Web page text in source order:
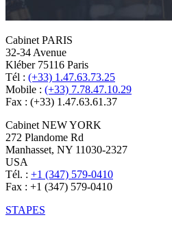
Cabinet PARIS
32-34 Avenue
Kléber 75116 Paris
Tél : (+33) 1.47.63.73.25
Mobile : (+33) 7.78.47.10.29
Fax : (+33) 1.47.63.61.37
Cabinet NEW YORK
272 Plandome Rd
Manhasset, NY 11030-2327
USA
Tél. : +1 (347) 579-0410
Fax : +1 (347) 579-0410
STAPES